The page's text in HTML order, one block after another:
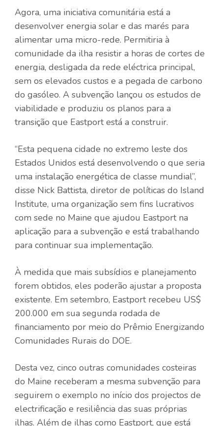
Agora, uma iniciativa comunitária está a
desenvolver energia solar e das marés para
alimentar uma micro-rede. Permitiria à
comunidade da ilha resistir a horas de cortes de
energia, desligada da rede eléctrica principal,
sem os elevados custos e a pegada de carbono
do gasóleo. A subvenção lançou os estudos de
viabilidade e produziu os planos para a
transição que Eastport está a construir.
“Esta pequena cidade no extremo leste dos
Estados Unidos está desenvolvendo o que seria
uma instalação energética de classe mundial”,
disse Nick Battista, diretor de políticas do Island
Institute, uma organização sem fins lucrativos
com sede no Maine que ajudou Eastport na
aplicação para a subvenção e está trabalhando
para continuar sua implementação.
À medida que mais subsídios e planejamento
forem obtidos, eles poderão ajustar a proposta
existente. Em setembro, Eastport recebeu US$
200.000 em sua segunda rodada de
financiamento por meio do Prêmio Energizando
Comunidades Rurais do DOE.
Desta vez, cinco outras comunidades costeiras
do Maine receberam a mesma subvenção para
seguirem o exemplo no início dos projectos de
electrificação e resiliência das suas próprias
ilhas. Além de ilhas como Eastport, que está